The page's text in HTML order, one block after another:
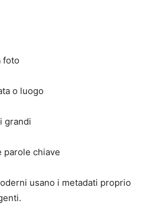
foto
o luogo
grandi
parole chiave
usano i metadati proprio